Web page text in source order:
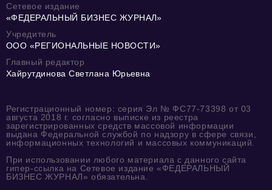
Сетевое издание
«ФЕДЕРАЛЬНЫЙ БИЗНЕС ЖУРНАЛ»
Учредитель
ООО «РЕГИОНАЛЬНЫЕ НОВОСТИ»
Главный редактор
Хайрутдинова Светлана Юрьевна
Регистрационный номер: серия Эл № ФС77-73398 от 03
августа 2018 г. согласно выписке из реестра
зарегистрированных средств массовой информации
выдана Федеральной службой по надзору в сфере связи,
информационных технологий и массовых коммуникаций.
При использовании любого материала с данного сайта
гипер-ссылка на Сетевое издание «ФЕДЕРАЛЬНЫЙ
БИЗНЕС ЖУРНАЛ» обязательна.